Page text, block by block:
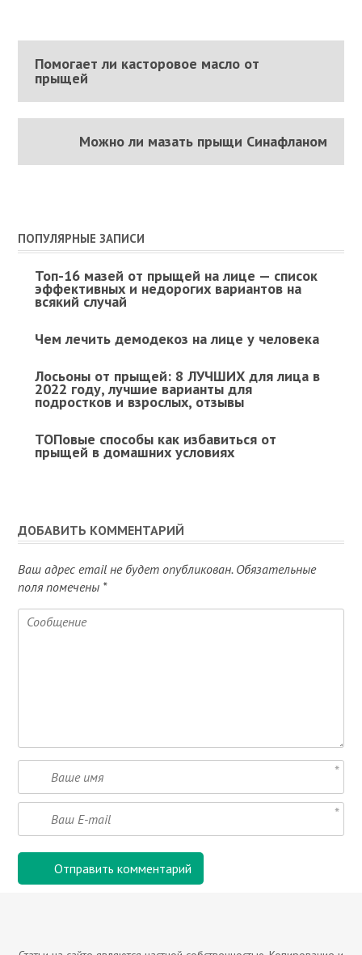
Помогает ли касторовое масло от
прыщей
Можно ли мазать прыщи Синафланом
ПОПУЛЯРНЫЕ ЗАПИСИ
Топ-16 мазей от прыщей на лице — список
эффективных и недорогих вариантов на
всякий случай
Чем лечить демодекоз на лице у человека
Лосьоны от прыщей: 8 ЛУЧШИХ для лица в
2022 году, лучшие варианты для
подростков и взрослых, отзывы
ТОПовые способы как избавиться от
прыщей в домашних условиях
ДОБАВИТЬ КОММЕНТАРИЙ
Ваш адрес email не будет опубликован. Обязательные
поля помечены *